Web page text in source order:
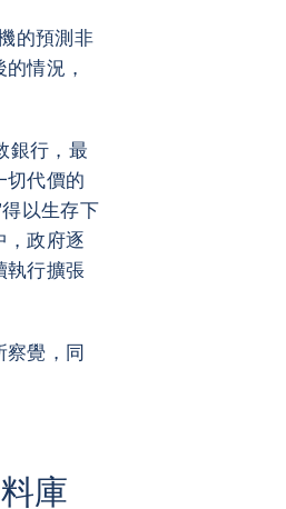
的預測非
情況，
銀行，最
切代價的
以生存下
，政府逐
執行擴張
覺，同
庫